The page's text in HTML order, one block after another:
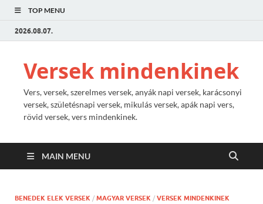
TOP MENU
2026.08.07.
Versek mindenkinek
Vers, versek, szerelmes versek, anyák napi versek, karácsonyi
versek, születésnapi versek, mikulás versek, apák napi vers,
rövid versek, vers mindenkinek.
MAIN MENU
BENEDEK ELEK VERSEK / MAGYAR VERSEK / VERSEK MINDENKINEK